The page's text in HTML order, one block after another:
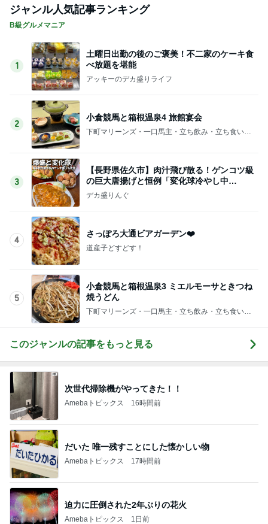
ジャンル人気記事ランキング
B級グルメマニア
1
土曜日出勤の後のご褒美！不二家のケーキ食
べ放題を堪能
アッキーのデカ盛りライフ
2
小倉競馬と箱根温泉4 旅館宴会
下町マリーンズ・一口馬主・立ち飲み・立ち食いそ
3
【長野県佐久市】肉汁飛び散る！ゲンコツ級
の巨大唐揚げと恒例「変化球冷やし中
華」！！〜李紅蘭さん〜
デカ盛りんぐ
4
さっぽろ大通ビアガーデン❤️
道産子どすどす！
5
小倉競馬と箱根温泉3 ミエルモーサときつね
焼うどん
下町マリーンズ・一口馬主・立ち飲み・立ち食いそ
このジャンルの記事をもっと見る
次世代掃除機がやってきた！！
Amebaトピックス 16時間前
だいた 唯一残すことにした懐かしい物
Amebaトピックス 17時間前
迫力に圧倒された2年ぶりの花火
Amebaトピックス 1日前